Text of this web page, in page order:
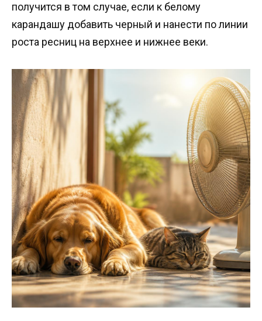
получится в том случае, если к белому
карандашу добавить черный и нанести по линии
роста ресниц на верхнее и нижнее веки.